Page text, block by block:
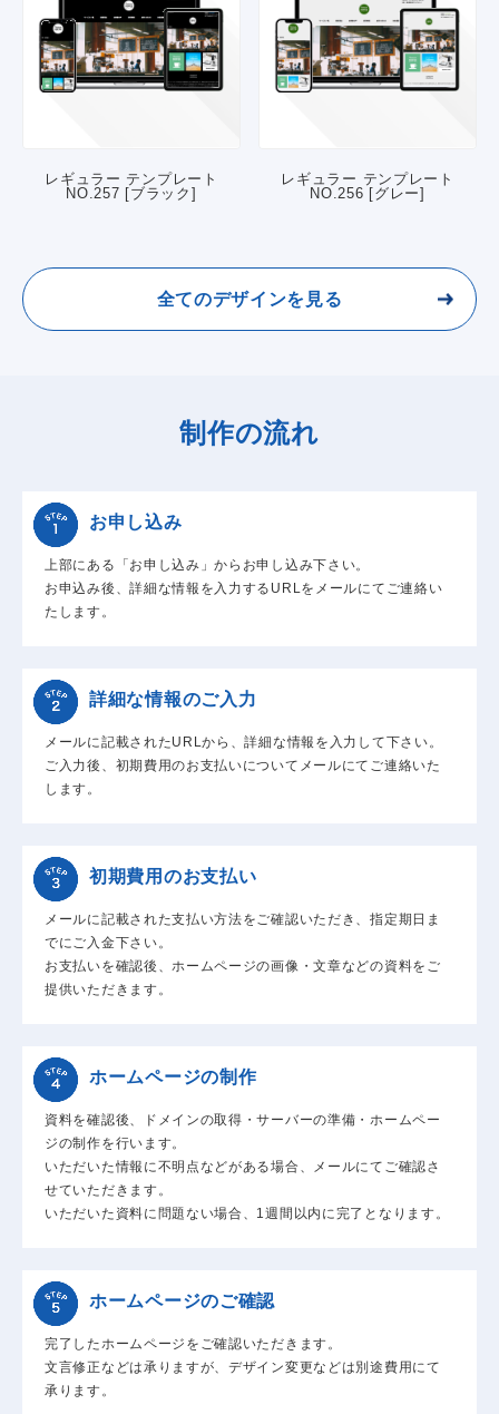
レギュラー テンプレート
NO.257 [ブラック]
レギュラー テンプレート
NO.256 [グレー]
全てのデザインを見る
制作の流れ
お申し込み
上部にある「お申し込み」からお申し込み下さい。
お申込み後、詳細な情報を入力するURLをメールにてご連絡い
たします。
詳細な情報のご入力
メールに記載されたURLから、詳細な情報を入力して下さい。
ご入力後、初期費用のお支払いについてメールにてご連絡いた
します。
初期費用のお支払い
メールに記載された支払い方法をご確認いただき、指定期日ま
でにご入金下さい。
お支払いを確認後、ホームページの画像・文章などの資料をご
提供いただきます。
ホームページの制作
資料を確認後、ドメインの取得・サーバーの準備・ホームペー
ジの制作を行います。
いただいた情報に不明点などがある場合、メールにてご確認さ
せていただきます。
いただいた資料に問題ない場合、1週間以内に完了となります。
ホームページのご確認
完了したホームページをご確認いただきます。
文言修正などは承りますが、デザイン変更などは別途費用にて
承ります。